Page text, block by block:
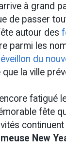
à grand
de passer
autour des
parmi les
du
la ville
fatigué
fête
New